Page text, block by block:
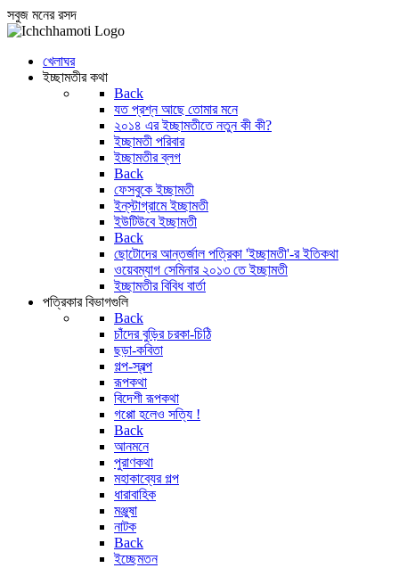
সবুজ মনের রসদ
খেলাঘর
ইচ্ছামতীর কথা
Back
যত প্রশ্ন আছে তোমার মনে
২০১৪ এর ইচ্ছামতীতে নতুন কী কী?
ইচ্ছামতী পরিবার
ইচ্ছামতীর ব্লগ
Back
ফেসবুকে ইচ্ছামতী
ইন্‌স্টাগ্রামে ইচ্ছামতী
ইউটিউবে ইচ্ছামতী
Back
ছোটোদের আন্তর্জাল পত্রিকা 'ইচ্ছামতী'-র ইতিকথা
ওয়েবম্যাগ সেমিনার ২০১৩ তে ইচ্ছামতী
ইচ্ছামতীর বিবিধ বার্তা
পত্রিকার বিভাগগুলি
Back
চাঁদের বুড়ির চরকা-চিঠি
ছড়া-কবিতা
গল্প-স্বল্প
রূপকথা
বিদেশী রূপকথা
গপ্পো হলেও সত্যি !
Back
আনমনে
পুরাণকথা
মহাকাব্যের গল্প
ধারাবাহিক
মঞ্জুষা
নাটক
Back
ইচ্ছেমতন